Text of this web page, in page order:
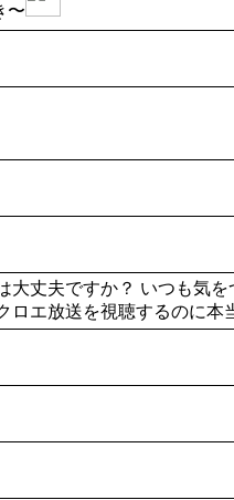
〜
丈夫ですか？ いつも気
エ放送を視聴するのに本